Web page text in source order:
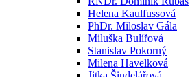
Helena Kaulfussová
PhDr. Miloslav Gála
Miluška Bulířová
Stanislav Pokorný
Milena Havelková